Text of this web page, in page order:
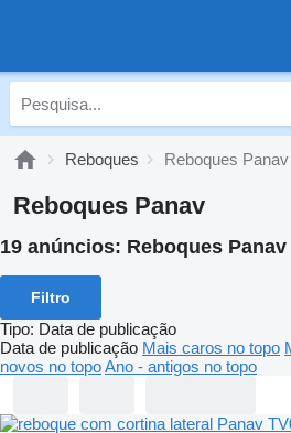
Reboques Reboques Panav
Reboques Panav
19 anúncios: Reboques Panav
Filtro
Tipo: Data de publicação
Data de publicação Mais caros no topo
novos no topoAno - antigos no topo